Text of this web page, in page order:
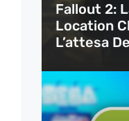
Fallout 2:
Location
L’attesa